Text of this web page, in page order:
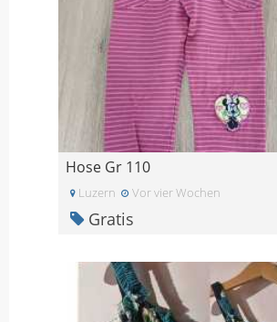
Hose Gr 110
Luzern Vor vier Wochen
Gratis